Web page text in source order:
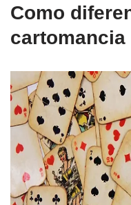
Como
cartomancia